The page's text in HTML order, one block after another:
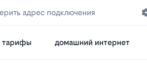
адрес подключения
тарифы домашний интернет